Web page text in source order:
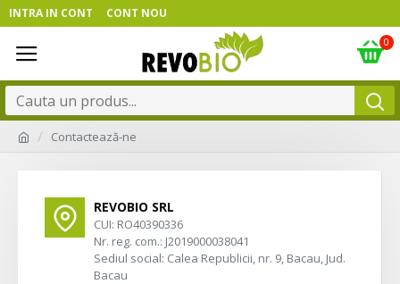
INTRA IN CONT CONT NOU
0
Contactează-ne
REVOBIO SRL
CUI: RO40390336
Nr. reg. com.: J2019000038041
Sediul social: Calea Republicii, nr. 9, Bacau, Jud.
Bacau